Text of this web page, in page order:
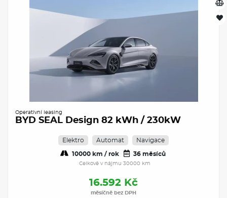
Operativní leasing
BYD SEAL Design 82 kWh / 230kW
Elektro Automat Navigace
10000 km / rok 36 měsíců
Celkově v nájmu 30000 km
16.592 Kč
měsíčně bez DPH